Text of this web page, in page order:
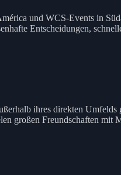
und WCS-Events in
Entscheidungen,
ihres direkten
großen Freundschaften